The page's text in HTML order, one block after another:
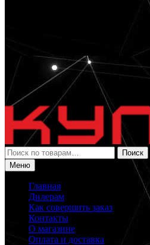
Искать:
Поиск
Меню
Главная
Дилерам
Как совершить заказ
Контакты
О магазине
Оплата и доставка